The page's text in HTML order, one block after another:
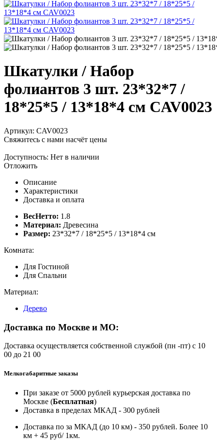
Шкатулки / Набор
фолиантов 3 шт. 23*32*7 /
18*25*5 / 13*18*4 см CAV0023
Артикул: CAV0023
Свяжитесь с нами насчёт цены
Доступность: Нет в наличии
Отложить
Описание
Характеристики
Доставка и оплата
ВесНетто: 1.8
Материал: Древесина
Размер: 23*32*7 / 18*25*5 / 13*18*4 см
Комната:
Для Гостиной
Для Спальни
Материал:
Дерево
Доставка по Москве и МО:
Доставка осуществляется собственной службой (пн -пт) с 10
00 до 21 00
Мелкогабаритные заказы
При заказе от 5000 рублей курьерская доставка по
Москве (Бесплатная)
Доставка в пределах МКАД - 300 рублей
Доставка по за МКАД (до 10 км) - 350 рублей. Более 10
км + 45 руб/ 1км.